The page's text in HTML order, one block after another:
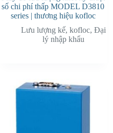
số chi phí thấp MODEL D3810
series | thương hiệu kofloc
Lưu lượng kế, kofloc, Đại
lý nhập khẩu